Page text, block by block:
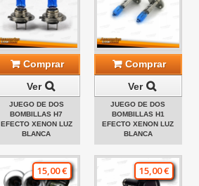
Comprar
Ver
JUEGO DE DOS
BOMBILLAS H7
EFECTO XENON LUZ
BLANCA
Comprar
Ver
JUEGO DE DOS
BOMBILLAS H1
EFECTO XENON LUZ
BLANCA
15,00 € 15,00 €